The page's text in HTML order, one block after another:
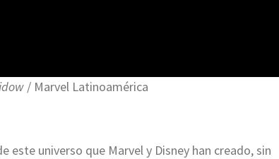
/ Marvel Latinoamérica
este universo que Marvel y Disney han creado, sin